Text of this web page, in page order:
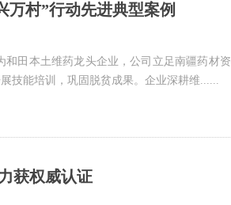
万村”行动先进典型案例
田本土维药龙头企业，公司立足南疆药材
技能培训，巩固脱贫成果。企业深耕维......
获权威认证